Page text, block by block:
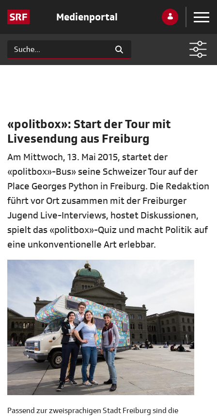
Medienportal
«politbox»: Start der Tour mit
Livesendung aus Freiburg
Am Mittwoch, 13. Mai 2015, startet der
«politbox»-Bus» seine Schweizer Tour auf der
Place Georges Python in Freiburg. Die Redaktion
führt vor Ort zusammen mit der Freiburger
Jugend Live-Interviews, hostet Diskussionen,
spielt das «politbox»-Quiz und macht Politik auf
eine unkonventionelle Art erlebbar.
Passend zur zweisprachigen Stadt Freiburg sind die